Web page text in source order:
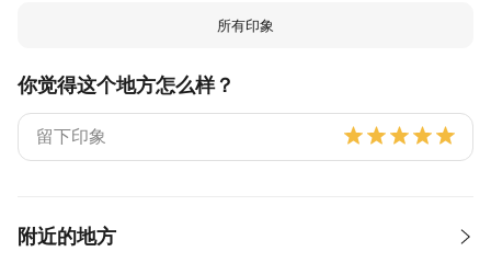
所有印象
你觉得这个地方怎么样？
附近的地方